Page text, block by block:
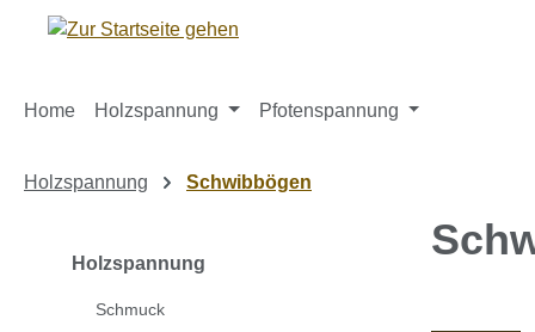
Hauptinhalt springen
Zur Suche springen
Zur Hauptnavigation springen
Home Holzspannung Pfotenspannung
Holzspannung Schwibbögen
Holzspannung
Schmuck